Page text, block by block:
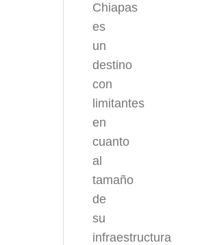
Chiapas
es
un
destino
con
limitantes
en
cuanto
al
tamaño
de
su
infraestructura